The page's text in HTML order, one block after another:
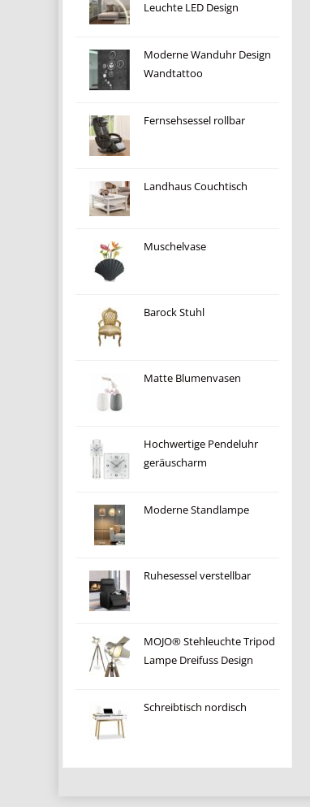
Leuchte LED Design
Moderne Wanduhr Design
Wandtattoo
Fernsehsessel rollbar
Landhaus Couchtisch
Muschelvase
Barock Stuhl
Matte Blumenvasen
Hochwertige Pendeluhr
geräuscharm
Moderne Standlampe
Ruhesessel verstellbar
MOJO® Stehleuchte Tripod
Lampe Dreifuss Design
Schreibtisch nordisch